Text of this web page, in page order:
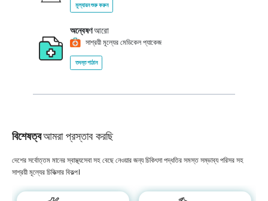
মূল্যায়ন শুরু করুন
অন্বেষণআরো
সাশ্রয়ী মূল্যের মেডিকেল প্যাকেজ
তদন্ত পাঠান
বিশেষত্বআমরা প্রস্তাব করছি
দেশের সর্বোত্তম মানের স্বাস্থ্যসেবা সহ বেছে নেওয়ার জন্য চিকিৎসা পদ্ধতির সমস্ত সম্ভাব্য পরিসর সহ
সাশ্রয়ী মূল্যের চিকিত্সার বিকল্প।